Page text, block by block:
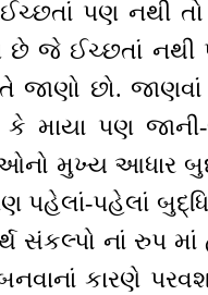
પણ નથી
છે જે ઈચ્છતાં
જાણો છો.
કે માયા પણ
મુખ્ય આધાર
પહેલાં-પહેલાં બુદ્ધિ
સંકલ્પો નાં રુપ
કારણે